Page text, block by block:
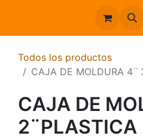
Todos los productos
CAJA DE MOLDURA 4¨
CAJA DE
2¨PLASTICA